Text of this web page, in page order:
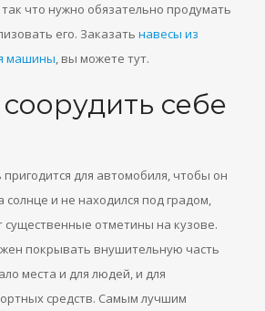
так что нужно обязательно продумать
его. Заказать навесы из
машины, вы можете тут.
себе
для автомобиля, чтобы он
солнце и не находился под градом,
существенные отметины на кузове.
покрывать внушительную часть
места и для людей, и для
средств. Самым лучшим